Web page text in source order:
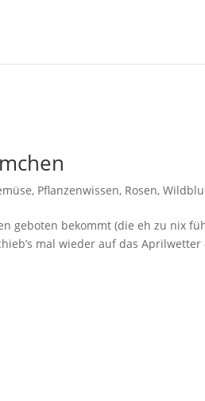
, Pflanzenwissen, Rosen,
geboten bekommt (die eh zu nix
mal wieder auf das